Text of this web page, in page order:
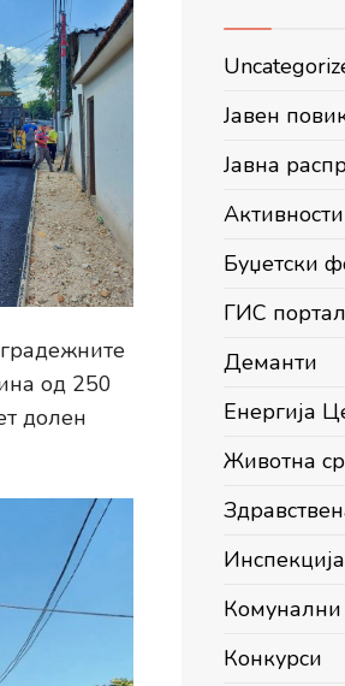
од 250
долен
Јавен
Јавна
Активности
Буџетски
ГИС портал
Деманти
Енергија
Животна
Инспекција
Комунални
Конкурси